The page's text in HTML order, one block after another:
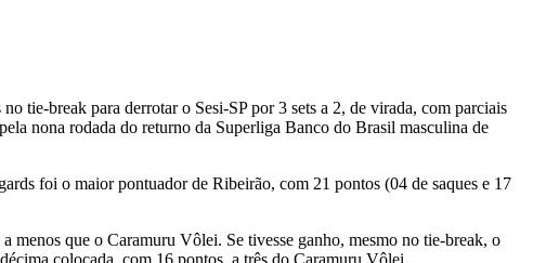
tie-break para derrotar o Sesi-SP por 3 sets a 2, de virada, com parciais
nona rodada do returno da Superliga Banco do Brasil masculina de
foi o maior pontuador de Ribeirão, com 21 pontos (04 de saques e 17
menos que o Caramuru Vôlei. Se tivesse ganho, mesmo no tie-break, o
colocada, com 16 pontos, a três do Caramuru Vôlei.